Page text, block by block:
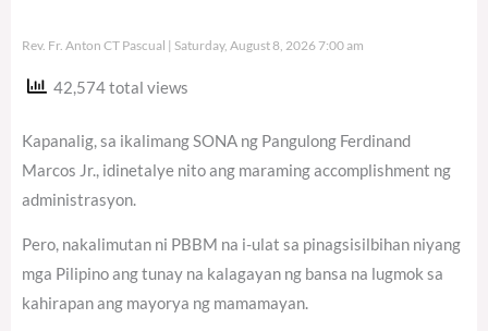
Rev. Fr. Anton CT Pascual Saturday, August 8, 2026 7:00 am
42,574 total views
Kapanalig, sa ikalimang SONA ng Pangulong Ferdinand
Marcos Jr., idinetalye nito ang maraming accomplishment ng
administrasyon.
Pero, nakalimutan ni PBBM na i-ulat sa pinagsisilbihan niyang
mga Pilipino ang tunay na kalagayan ng bansa na lugmok sa
kahirapan ang mayorya ng mamamayan.